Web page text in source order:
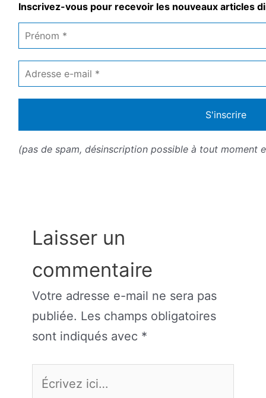
Inscrivez-vous pour recevoir les nouveaux articles
e-
mail
*
(pas de spam, désinscription possible à tout moment
Laisser un
commentaire
Votre adresse e-mail ne sera pas
publiée. Les champs obligatoires
sont indiqués avec *
Écrivez